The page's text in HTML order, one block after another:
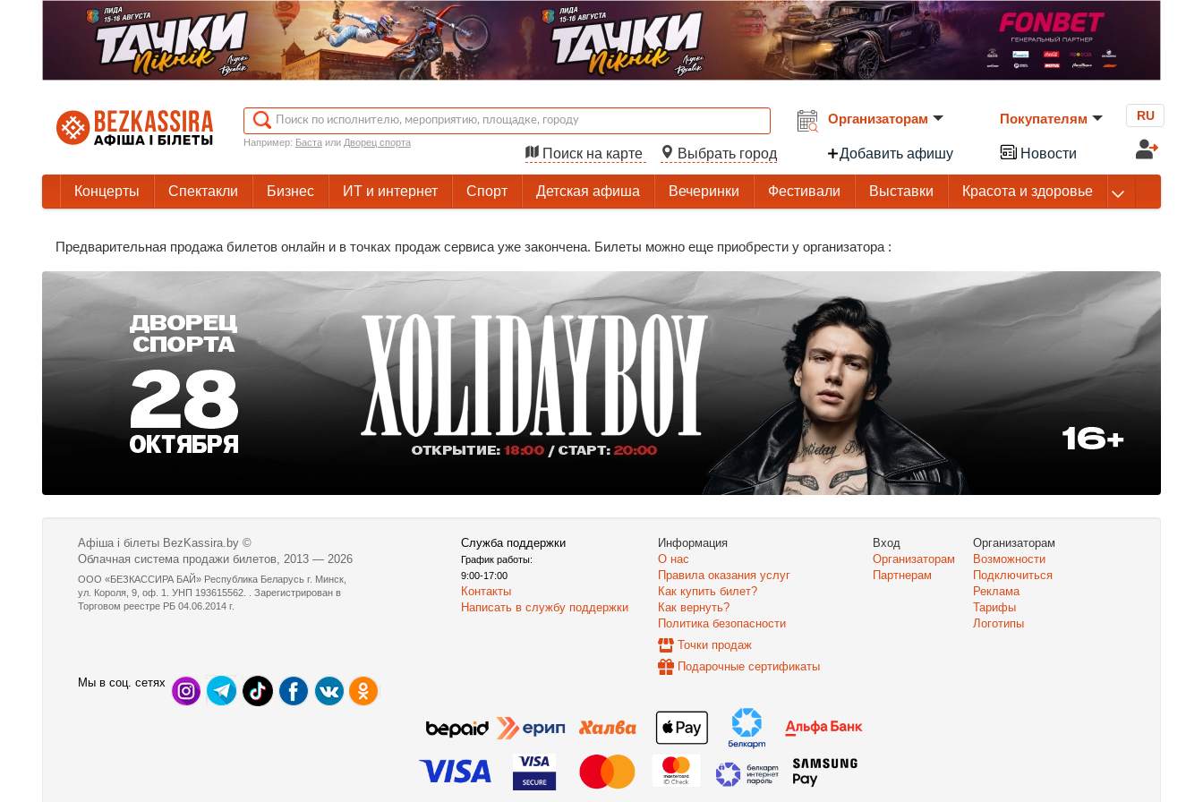
Например: Бастаили Дворец спорта
Поиск на карте Выбрать город
Организаторам
Добавить афишу
Покупателям
Новости
RU
Концерты Спектакли Бизнес ИТ и интернет Спорт Детская афиша Вечеринки Фестивали Выставки Красота и здоровье
Предварительная продажа билетов онлайн и в точках продаж сервиса уже закончена. Билеты можно еще приобрести у организатора :
Афіша і білеты BezKassira.by ©
Облачная система продажи билетов, 2013 — 2026
ООО «БЕЗКАССИРА БАЙ» Республика Беларусь г. Минск,
ул. Короля, 9, оф. 1. УНП 193615562. . Зарегистрирован в
Торговом реестре РБ 04.06.2014 г.
Служба поддержки
График работы:
9:00-17:00
Контакты
Написать в службу поддержки
Информация
О нас
Правила оказания услуг
Как купить билет?
Как вернуть?
Политика безопасности
Точки продаж
Подарочные сертификаты
Вход
Организаторам
Партнерам
Организаторам
Возможности
Подключиться
Реклама
Тарифы
Логотипы
Мы в соц. сетях